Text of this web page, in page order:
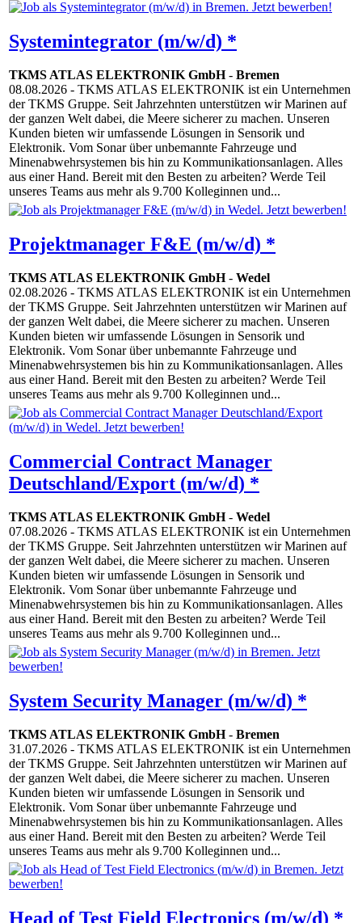
Systemintegrator (m/w/d) *
TKMS ATLAS ELEKTRONIK GmbH- Bremen
08.08.2026 - TKMS ATLAS ELEKTRONIK ist ein Unternehmen
der TKMS Gruppe. Seit Jahrzehnten unterstützen wir Marinen auf
der ganzen Welt dabei, die Meere sicherer zu machen. Unseren
Kunden bieten wir umfassende Lösungen in Sensorik und
Elektronik. Vom Sonar über unbemannte Fahrzeuge und
Minenabwehrsystemen bis hin zu Kommunikationsanlagen. Alles
aus einer Hand. Bereit mit den Besten zu arbeiten? Werde Teil
unseres Teams aus mehr als 9.700 Kolleginnen und...
Projektmanager F&E (m/w/d) *
TKMS ATLAS ELEKTRONIK GmbH- Wedel
02.08.2026 - TKMS ATLAS ELEKTRONIK ist ein Unternehmen
der TKMS Gruppe. Seit Jahrzehnten unterstützen wir Marinen auf
der ganzen Welt dabei, die Meere sicherer zu machen. Unseren
Kunden bieten wir umfassende Lösungen in Sensorik und
Elektronik. Vom Sonar über unbemannte Fahrzeuge und
Minenabwehrsystemen bis hin zu Kommunikationsanlagen. Alles
aus einer Hand. Bereit mit den Besten zu arbeiten? Werde Teil
unseres Teams aus mehr als 9.700 Kolleginnen und...
Commercial Contract Manager
Deutschland/Export (m/w/d) *
TKMS ATLAS ELEKTRONIK GmbH- Wedel
07.08.2026 - TKMS ATLAS ELEKTRONIK ist ein Unternehmen
der TKMS Gruppe. Seit Jahrzehnten unterstützen wir Marinen auf
der ganzen Welt dabei, die Meere sicherer zu machen. Unseren
Kunden bieten wir umfassende Lösungen in Sensorik und
Elektronik. Vom Sonar über unbemannte Fahrzeuge und
Minenabwehrsystemen bis hin zu Kommunikationsanlagen. Alles
aus einer Hand. Bereit mit den Besten zu arbeiten? Werde Teil
unseres Teams aus mehr als 9.700 Kolleginnen und...
System Security Manager (m/w/d) *
TKMS ATLAS ELEKTRONIK GmbH- Bremen
31.07.2026 - TKMS ATLAS ELEKTRONIK ist ein Unternehmen
der TKMS Gruppe. Seit Jahrzehnten unterstützen wir Marinen auf
der ganzen Welt dabei, die Meere sicherer zu machen. Unseren
Kunden bieten wir umfassende Lösungen in Sensorik und
Elektronik. Vom Sonar über unbemannte Fahrzeuge und
Minenabwehrsystemen bis hin zu Kommunikationsanlagen. Alles
aus einer Hand. Bereit mit den Besten zu arbeiten? Werde Teil
unseres Teams aus mehr als 9.700 Kolleginnen und...
Head of Test Field Electronics (m/w/d) *